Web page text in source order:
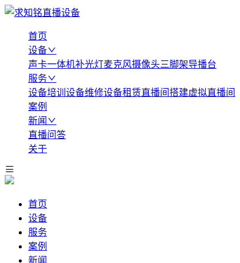
首页
设备
声卡一体机补光灯麦克风摄像头三脚架导播台
服务
设备培训 设备维修设备租赁直播间搭建虚拟直播间
案例
新闻
直播问答
关于
首页
设备
服务
案例
新闻